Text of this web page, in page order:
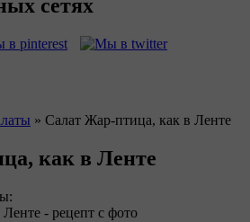
сетях
» Салат Жар-птица, как в Ленте
как в Ленте
- рецепт с фото